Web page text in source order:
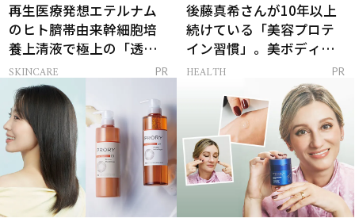
再生医療発想エテルナム
のヒト臍帯由来幹細胞培
養上清液で極上の「透明
感ハリ肌」へ
SKINCARE PR
後藤真希さんが10年以上
続けている「美容プロテ
イン習慣」。美ボディを
支える朝ルーティンと
HEALTH PR